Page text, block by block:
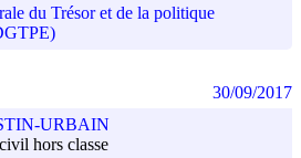
du Trésor et de la politique
URBAIN
hors classe
30/09/2017